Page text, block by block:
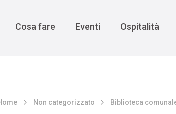
Cosa fare Eventi Ospitalità
Non categorizzato Biblioteca